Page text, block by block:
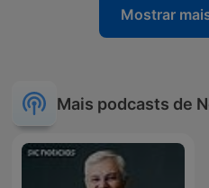
Mostrar
Mais podcasts de